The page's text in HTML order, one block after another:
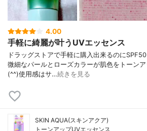
4.00
手軽に綺麗が叶うUVエッセンス
ドラッグストアで手軽に購入出来るのに
微細なパールとローズカラーが肌色をトーン
(^^)使用感はサ…続きを見る
SKIN AQUA(スキンアクア)
トーンアップUVエッセンス